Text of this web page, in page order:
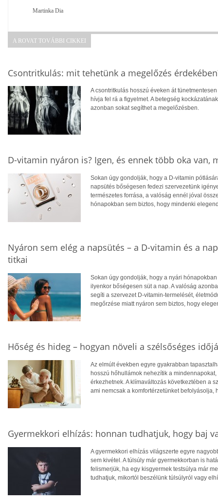
Martinka Dia
A ROVAT TOVÁBBI CIKKEI
Csontritkulás: mit tehetünk a megelőzés
A csontritkulás hosszú éveken át
hívja fel rá a figyelmet. A betegség
azonban sokat segíthet a megelőzésben.
D-vitamin nyáron is? Igen, és ennek több oka van,
Sokan úgy gondolják, hogy a D-vitamin
napsütés bőségesen fedezi szervezetünk
természetes forrása, a valóság ennél jóval
hónapokban sem biztos, hogy mindenki
Nyáron sem elég a napsütés – a D-vitamin és a
titkai
Sokan úgy gondolják, hogy a nyári
ilyenkor bőségesen süt a nap. A valóság
segíti a szervezet D-vitamin-termelését,
megőrzése miatt nyáron sem biztos, hogy
Hőség és hideg – hogyan növeli a szélsőséges
Az elmúlt években egyre gyakrabban
hosszú hőhullámok nehezítik a
érkezhetnek. A klímaváltozás következtében a
ami nemcsak a komfortérzetünket
Gyermekkori elhízás: honnan tudhatjuk, hogy baj
A gyermekkori elhízás világszerte egyre
sem kivétel. A túlsúly már gyermekkorban is
felismerjük, ha egy kisgyermek testsúlya már
tudhatjuk, mikortól beszélünk túlsúlyról vagy